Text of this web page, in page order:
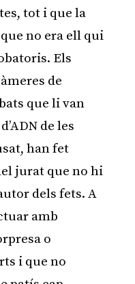
tot i que la
que no era ell qui
Els
de
que li van
de les
han fet
jurat que no hi
dels fets. A
amb
o
i que no